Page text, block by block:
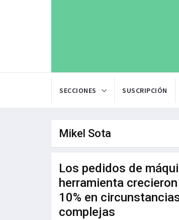
SECCIONES SUSCRIPCIÓN
Mikel Sota
Los pedidos de
herramienta
10% en
complejas